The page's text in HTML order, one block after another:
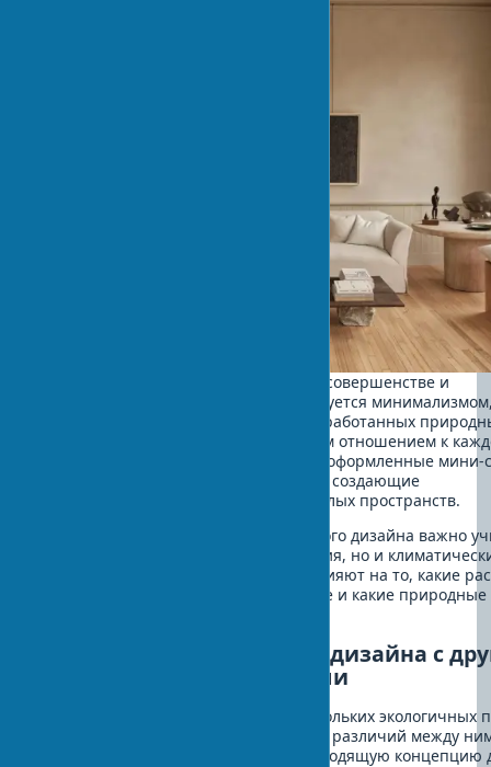
Основан на признании красоты в несовершенстве и
непостоянстве природы. Характеризуется
асимметрией, использованием необработанных
материалов в интерьере и бережным отношением к
детали. Часто включает специально оформленные мини-
бонсаи и элементы водного дизайна, создающие
биоразнообразие в дизайне даже малых пространств.
При выборе направления биофильного дизайна важно
не только ваши личные предпочтения, но и
условия вашего региона, которые влияют на то, какие
будут процветать в вашем интерьере и какие природные
Сравнение биофильного дизайна с
экологичными подходами
Биофильный дизайн — один из нескольких экологичных
к созданию пространств. Понимание различий между
поможет вам выбрать наиболее подходящую концепцию